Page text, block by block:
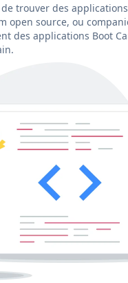
trouver des
open source, ou
des applications Boot